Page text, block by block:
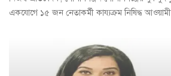
একযোগে ১৫ জন নেতাকর্মী কায্যক্রম নিষিদ্ধ